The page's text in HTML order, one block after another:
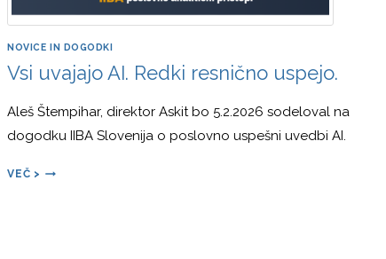
NOVICE IN DOGODKI
Vsi uvajajo AI. Redki resnično uspejo.
Aleš Štempihar, direktor Askit bo 5.2.2026 sodeloval na
dogodku IIBA Slovenija o poslovno uspešni uvedbi AI.
VEČ > VSI